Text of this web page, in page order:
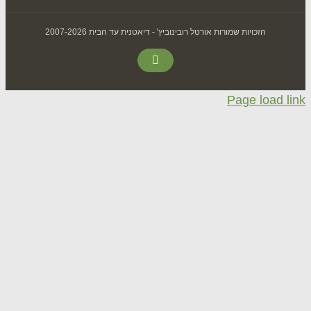
הזכויות שמורות אורטל רובינוביץ' - דיאטנית עד הבית 2007-2026
Facebook
Page